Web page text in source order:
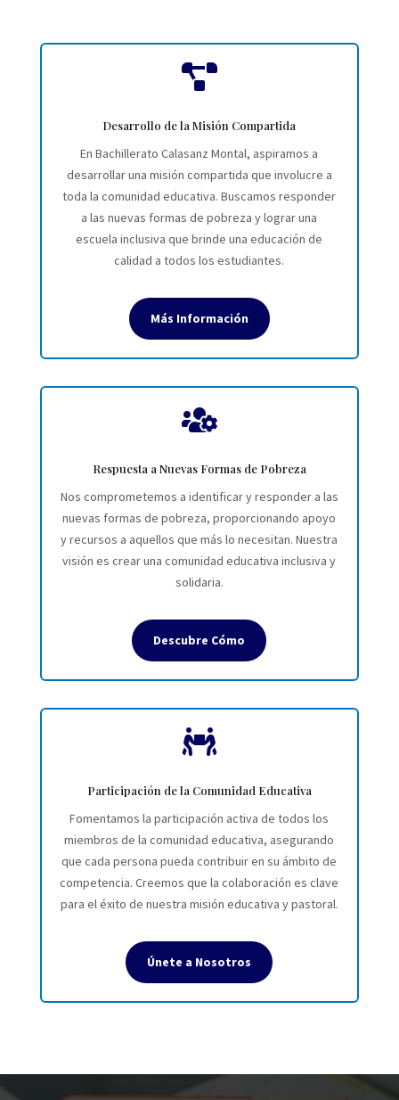

Desarrollo de la Misión Compartida
En Bachillerato Calasanz Montal, aspiramos a
desarrollar una misión compartida que involucre a
toda la comunidad educativa. Buscamos responder
a las nuevas formas de pobreza y lograr una
escuela inclusiva que brinde una educación de
calidad a todos los estudiantes.
Más Información

Respuesta a Nuevas Formas de Pobreza
Nos comprometemos a identificar y responder a las
nuevas formas de pobreza, proporcionando apoyo
y recursos a aquellos que más lo necesitan. Nuestra
visión es crear una comunidad educativa inclusiva y
solidaria.
Descubre Cómo

Participación de la Comunidad Educativa
Fomentamos la participación activa de todos los
miembros de la comunidad educativa, asegurando
que cada persona pueda contribuir en su ámbito de
competencia. Creemos que la colaboración es clave
para el éxito de nuestra misión educativa y pastoral.
Únete a Nosotros